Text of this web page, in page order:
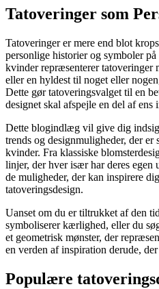
Tatoveringer som
Tatoveringer er mere end blot
personlige historier og symboler
kvinder repræsenterer tatoveringer
eller en hyldest til noget eller
Dette gør tatoveringsvalget til en
designet skal afspejle en del af ens
Dette blogindlæg vil give dig
trends og designmuligheder, der
kvinder. Fra klassiske
linjer, der hver især har deres
de muligheder, der kan inspirere
tatoveringsdesign.
Uanset om du er tiltrukket af den
symboliserer kærlighed, eller du
et geometrisk mønster, der
en verden af inspiration derude,
Populære